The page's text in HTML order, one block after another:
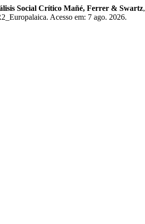
Social Crítico Mañé, Ferrer & Swartz,
Acesso em: 7 ago. 2026.